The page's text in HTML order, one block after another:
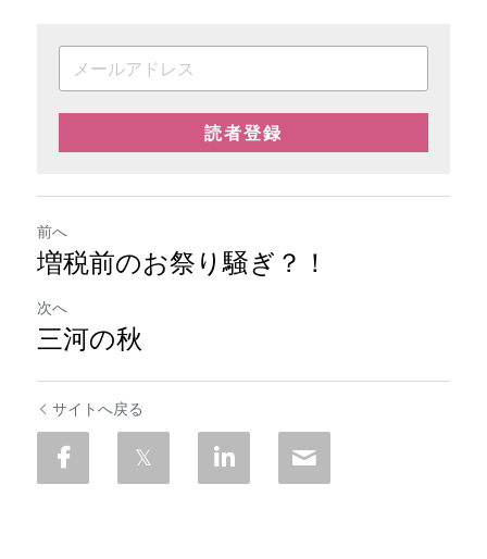
読者登録
前へ
増税前のお祭り騒ぎ？！
次へ
三河の秋
サイトへ戻る